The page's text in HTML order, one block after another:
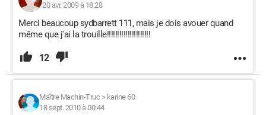
20 avr. 2009 à 18:28
Merci beaucoup sydbarrett 111, mais je dois avouer quand
même que j'ai la trouille!!!!!!!!!!!!!!!!!!!!!
12
Maître Machin-Truc > karine 60
18 sept. 2010 à 00:44